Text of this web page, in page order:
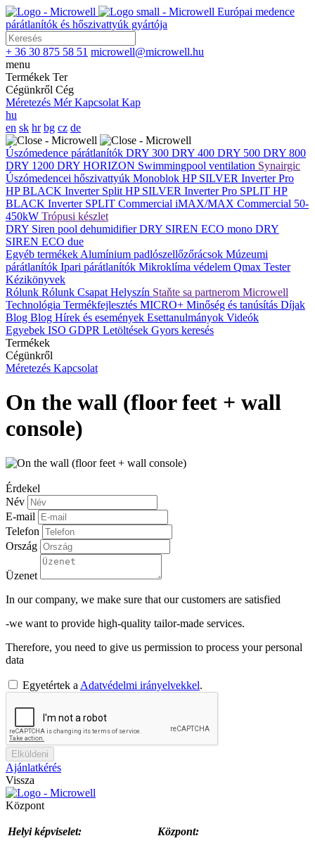
Európai medence
párátlanítók és hőszivattyúk gyártója
+ 36 30 875 58 51 microwell@microwell.hu
menu
Termékek Ter
Cégünkről Cég
Méretezés Mér Kapcsolat Kap
hu
en sk hr bg cz de
Úszómedence párátlanítók DRY 300 DRY 400 DRY 500 DRY 800
DRY 1200 DRY HORIZON Swimmingpool ventilation Synairgic
Úszómedencei hőszivattyúk Monoblok HP SILVER Inverter Pro
HP BLACK Inverter Split HP SILVER Inverter Pro SPLIT HP
BLACK Inverter SPLIT Commercial iMAX/MAX Commercial 50-
450kW Trópusi készlet
DRY Siren pool dehumidifierDRY SIREN ECO mono DRY
SIREN ECO due
Egyéb termékek Alumínium padlószellőzőrácsok Múzeumi
párátlanítók Ipari párátlanítók Mikroklíma védelem Qmax Tester
Kézikönyvek
Rólunk Rólunk Csapat Helyszín Staňte sa partnerom Microwell
Technológia Termékfejlesztés MICRO+ Minőség és tanúsítás Díjak
Blog Blog Hírek és események Esettanulmányok Videók
Egyebek ISO GDPR Letöltések Gyors keresés
Termékek
Cégünkről
Méretezés Kapcsolat
On the wall (floor feet + wall
console)
Érdekel
Név
E-mail
Telefon
Ország
Üzenet
In our company, we make sure that our customers are satisfied
-we want to provide high-quality tailor-made services.
Therefore, you need to give us permission to process your personal
data
Egyetértek a Adatvédelmi irányelvekkel.
Elküldeni
Ajánlatkérés
Vissza
Központ
Helyi képviselet: Központ: